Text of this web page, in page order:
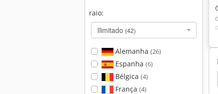
raio:
Ilimitado (42)
Alemanha (26)
Espanha (6)
Bélgica (4)
França (4)
Hamm 3518